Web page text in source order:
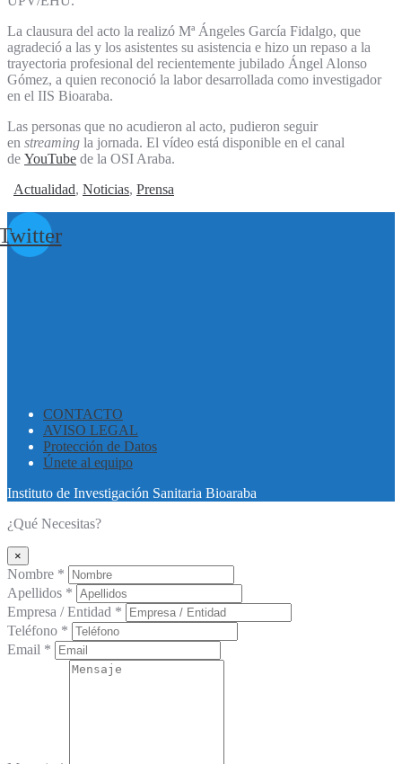
La clausura del acto la realizó Mª Ángeles García Fidalgo, que
agradeció a las y los asistentes su asistencia e hizo un repaso a la
trayectoria profesional del recientemente jubilado Ángel Alonso
Gómez, a quien reconoció la labor desarrollada como investigador
en el IIS Bioaraba.
Las personas que no acudieron al acto, pudieron seguir
en streaming la jornada. El vídeo está disponible en el canal
de YouTube de la OSI Araba.
Actualidad, Noticias, Prensa
CONTACTO
AVISO LEGAL
Protección de Datos
Únete al equipo
Instituto de Investigación Sanitaria Bioaraba
¿Qué Necesitas?
×
Nombre *
Apellidos *
Empresa / Entidad *
Teléfono *
Email *